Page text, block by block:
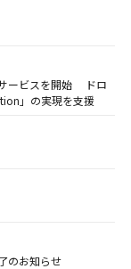
ービスを開始 ドロ
」の実現を支援
のお知らせ